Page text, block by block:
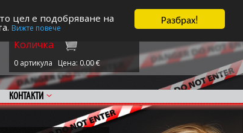
Разбрах!
цел е подобряване на
Вижте повече
0 артикулаЦена: 0.00
Вход|Поръчка|
Количка
0 артикула Цена: 0.00€
КОНТАКТИ